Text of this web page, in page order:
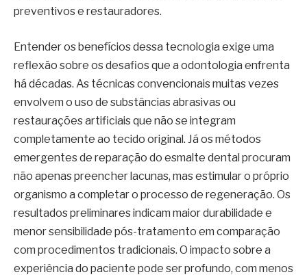
preventivos e restauradores.
Entender os benefícios dessa tecnologia exige uma
reflexão sobre os desafios que a odontologia enfrenta
há décadas. As técnicas convencionais muitas vezes
envolvem o uso de substâncias abrasivas ou
restaurações artificiais que não se integram
completamente ao tecido original. Já os métodos
emergentes de reparação do esmalte dental procuram
não apenas preencher lacunas, mas estimular o próprio
organismo a completar o processo de regeneração. Os
resultados preliminares indicam maior durabilidade e
menor sensibilidade pós-tratamento em comparação
com procedimentos tradicionais. O impacto sobre a
experiência do paciente pode ser profundo, com menos